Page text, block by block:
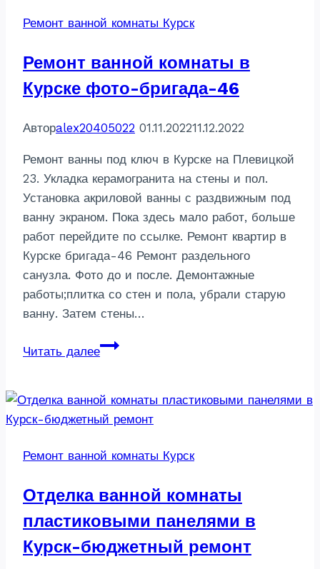
в
бригада
46
Ремонт ванной комнаты Курск
Ремонт ванной комнаты в
Курске фото-бригада-46
Авторalex20405022 01.11.202211.12.2022
Ремонт ванны под ключ в Курске на Плевицкой
23. Укладка керамогранита на стены и пол.
Установка акриловой ванны с раздвижным под
ванну экраном. Пока здесь мало работ, больше
работ перейдите по ссылке. Ремонт квартир в
Курске бригада-46 Ремонт раздельного
санузла. Фото до и после. Демонтажные
работы;плитка со стен и пола, убрали старую
ванну. Затем стены…
Читать далееРемонт
в
Курске
бригада-46
Ремонт ванной комнаты Курск
Отделка ванной комнаты
пластиковыми панелями в
Курск-бюджетный ремонт